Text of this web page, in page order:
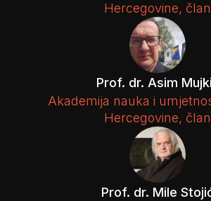
Hercegovine, član
Prof. dr. Asim
Akademija nauka i
Hercegovine, član
Prof. dr. Mile